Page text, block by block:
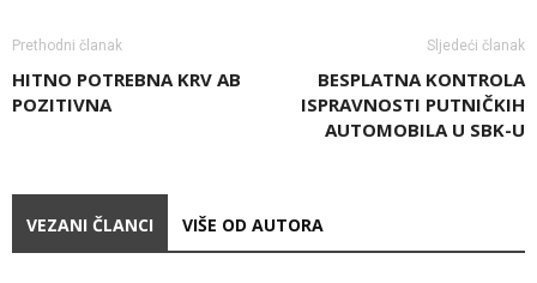
Prethodni članak
HITNO POTREBNA KRV AB
POZITIVNA
Sljedeći članak
BESPLATNA KONTROLA
ISPRAVNOSTI PUTNIČKIH
AUTOMOBILA U SBK-U
VEZANI ČLANCI VIŠE OD AUTORA